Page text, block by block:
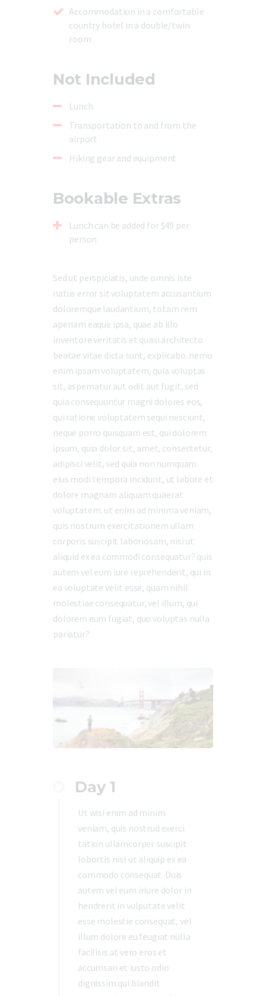
Accommodation in a comfortable
country hotel in a double/twin
room
Not Included
Lunch
Transportation to and from the
airport
Hiking gear and equipment
Bookable Extras
Lunch can be added for $49 per
person
Sed ut perspiciatis, unde omnis iste
natus error sit voluptatem accusantium
doloremque laudantium, totam rem
aperiam eaque ipsa, quae ab illo
inventore veritatis et quasi architecto
beatae vitae dicta sunt, explicabo. nemo
enim ipsam voluptatem, quia voluptas
sit, aspernatur aut odit aut fugit, sed
quia consequuntur magni dolores eos,
qui ratione voluptatem sequi nesciunt,
neque porro quisquam est, qui dolorem
ipsum, quia dolor sit, amet, consectetur,
adipisci velit, sed quia non numquam
eius modi tempora incidunt, ut labore et
dolore magnam aliquam quaerat
voluptatem. ut enim ad minima veniam,
quis nostrum exercitationem ullam
corporis suscipit laboriosam, nisi ut
aliquid ex ea commodi consequatur? quis
autem vel eum iure reprehenderit, qui in
ea voluptate velit esse, quam nihil
molestiae consequatur, vel illum, qui
dolorem eum fugiat, quo voluptas nulla
pariatur?
Day 1
Ut wisi enim ad minim
veniam, quis nostrud exerci
tation ullamcorper suscipit
lobortis nisl ut aliquip ex ea
commodo consequat. Duis
autem vel eum iriure dolor in
hendrerit in vulputate velit
esse molestie consequat, vel
illum dolore eu feugiat nulla
facilisis at vero eros et
accumsan et iusto odio
dignissim qui blandit